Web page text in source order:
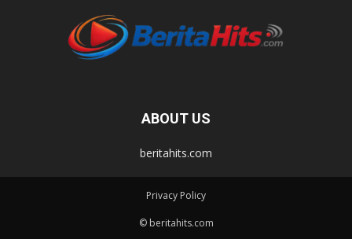
ABOUT US
beritahits.com
Privacy Policy
© beritahits.com